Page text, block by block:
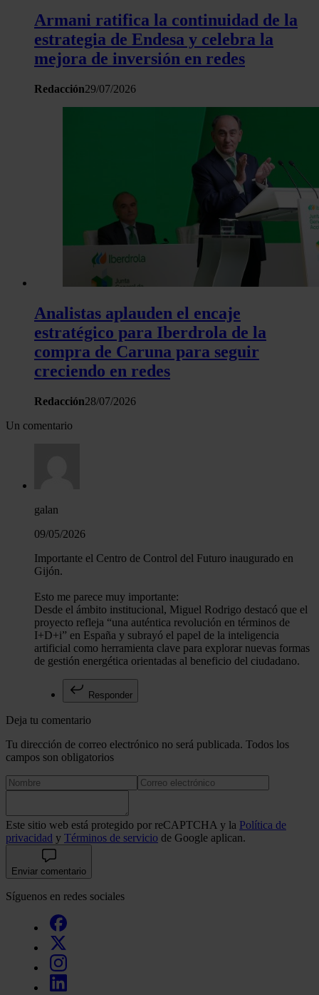
Armani ratifica la continuidad de la
estrategia de Endesa y celebra la
mejora de inversión en redes
Redacción29/07/2026
Analistas aplauden el encaje
estratégico para Iberdrola de la
compra de Caruna para seguir
creciendo en redes
Redacción28/07/2026
Un comentario
galan
09/05/2026
Importante el Centro de Control del Futuro inaugurado en
Gijón.
Esto me parece muy importante:
Desde el ámbito institucional, Miguel Rodrigo destacó que el
proyecto refleja “una auténtica revolución en términos de
I+D+i” en España y subrayó el papel de la inteligencia
artificial como herramienta clave para explorar nuevas formas
de gestión energética orientadas al beneficio del ciudadano.
Responder
Deja tu comentario
Tu dirección de correo electrónico no será publicada. Todos los
campos son obligatorios
Este sitio web está protegido por reCAPTCHA y la Política de
privacidad y Términos de servicio de Google aplican.
Enviar comentario
Síguenos en redes sociales